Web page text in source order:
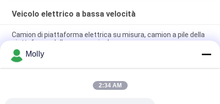
Veicolo elettrico a bassa velocità
Camion di piattaforma elettrica su misura, camion a pile della
piattaforma della carrozza inclusa
Veicolo da carico elettrico a batteria al litio con piattaforma di
carico e ringhiera pieghevole
Veicolo girante del camion di piattaforma elettrica di 4 sedili
Molly
2:34 AM